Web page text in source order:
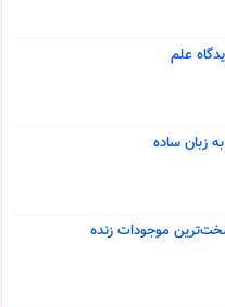
علم
زبان ساده
موجودات زنده